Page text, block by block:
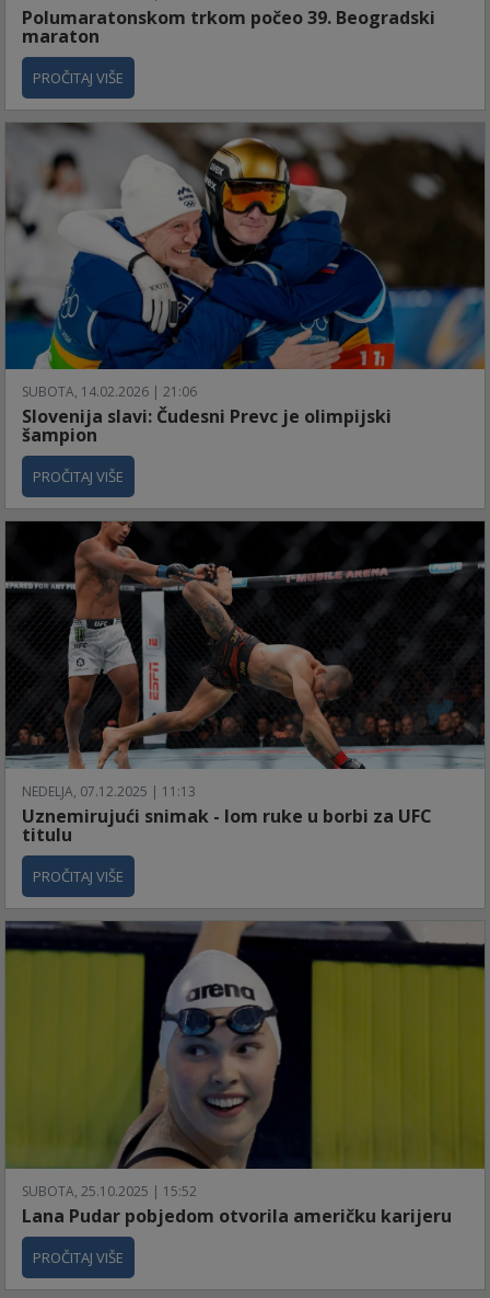
Polumaratonskom trkom počeo 39. Beogradski
maraton
PROČITAJ VIŠE
SUBOTA, 14.02.2026 | 21:06
Slovenija slavi: Čudesni Prevc je olimpijski
šampion
PROČITAJ VIŠE
NEDELJA, 07.12.2025 | 11:13
Uznemirujući snimak - lom ruke u borbi za UFC
titulu
PROČITAJ VIŠE
SUBOTA, 25.10.2025 | 15:52
Lana Pudar pobjedom otvorila američku karijeru
PROČITAJ VIŠE